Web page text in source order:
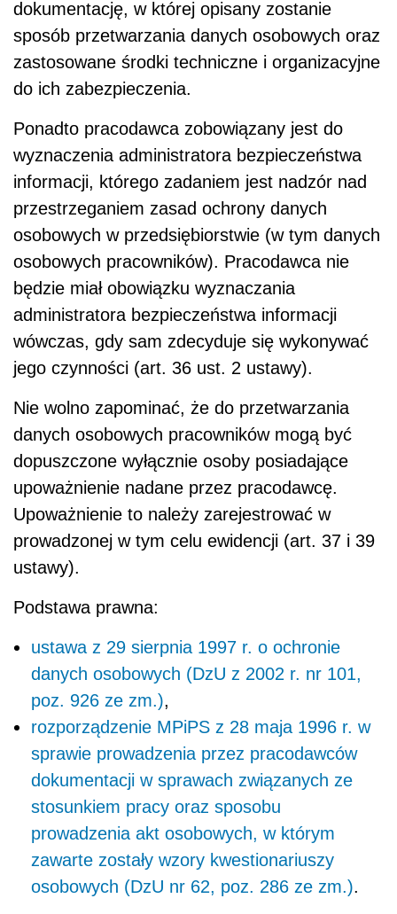
dokumentację, w której opisany zostanie
sposób przetwarzania danych osobowych oraz
zastosowane środki techniczne i organizacyjne
do ich zabezpieczenia.
Ponadto pracodawca zobowiązany jest do
wyznaczenia administratora bezpieczeństwa
informacji, którego zadaniem jest nadzór nad
przestrzeganiem zasad ochrony danych
osobowych w przedsiębiorstwie (w tym danych
osobowych pracowników). Pracodawca nie
będzie miał obowiązku wyznaczania
administratora bezpieczeństwa informacji
wówczas, gdy sam zdecyduje się wykonywać
jego czynności (art. 36 ust. 2 ustawy).
Nie wolno zapominać, że do przetwarzania
danych osobowych pracowników mogą być
dopuszczone wyłącznie osoby posiadające
upoważnienie nadane przez pracodawcę.
Upoważnienie to należy zarejestrować w
prowadzonej w tym celu ewidencji (art. 37 i 39
ustawy).
Podstawa prawna:
ustawa z 29 sierpnia 1997 r. o ochronie
danych osobowych (DzU z 2002 r. nr 101,
poz. 926 ze zm.),
rozporządzenie MPiPS z 28 maja 1996 r. w
sprawie prowadzenia przez pracodawców
dokumentacji w sprawach związanych ze
stosunkiem pracy oraz sposobu
prowadzenia akt osobowych, w którym
zawarte zostały wzory kwestionariuszy
osobowych (DzU nr 62, poz. 286 ze zm.).